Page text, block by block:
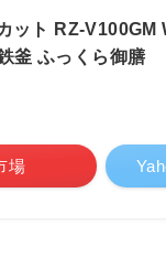
ット RZ-V100GM
釜 ふっくら御膳
場